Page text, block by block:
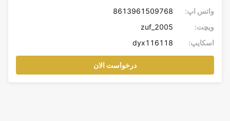
واتس اپ:
8613961509768
ویچت:
zuf_2005
اسکایپ:
dyx116118
درخواست الان